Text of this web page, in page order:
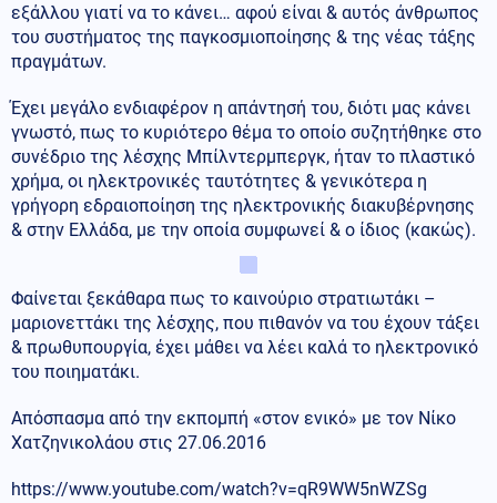
εξάλλου γιατί να το κάνει… αφού είναι & αυτός άνθρωπος
του συστήματος της παγκοσμιοποίησης & της νέας τάξης
πραγμάτων.
Έχει μεγάλο ενδιαφέρον η απάντησή του, διότι μας κάνει
γνωστό, πως το κυριότερο θέμα το οποίο συζητήθηκε στο
συνέδριο της λέσχης Μπίλντερμπεργκ, ήταν το πλαστικό
χρήμα, οι ηλεκτρονικές ταυτότητες & γενικότερα η
γρήγορη εδραιοποίηση της ηλεκτρονικής διακυβέρνησης
& στην Ελλάδα, με την οποία συμφωνεί & ο ίδιος (κακώς).
Φαίνεται ξεκάθαρα πως το καινούριο στρατιωτάκι –
μαριονεττάκι της λέσχης, που πιθανόν να του έχουν τάξει
& πρωθυπουργία, έχει μάθει να λέει καλά το ηλεκτρονικό
του ποιηματάκι.
Απόσπασμα από την εκπομπή «στον ενικό» με τον Νίκο
Χατζηνικολάου στις 27.06.2016
https://www.youtube.com/watch?v=qR9WW5nWZSg